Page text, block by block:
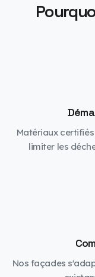
Matériaux
limiter les
Nos façades